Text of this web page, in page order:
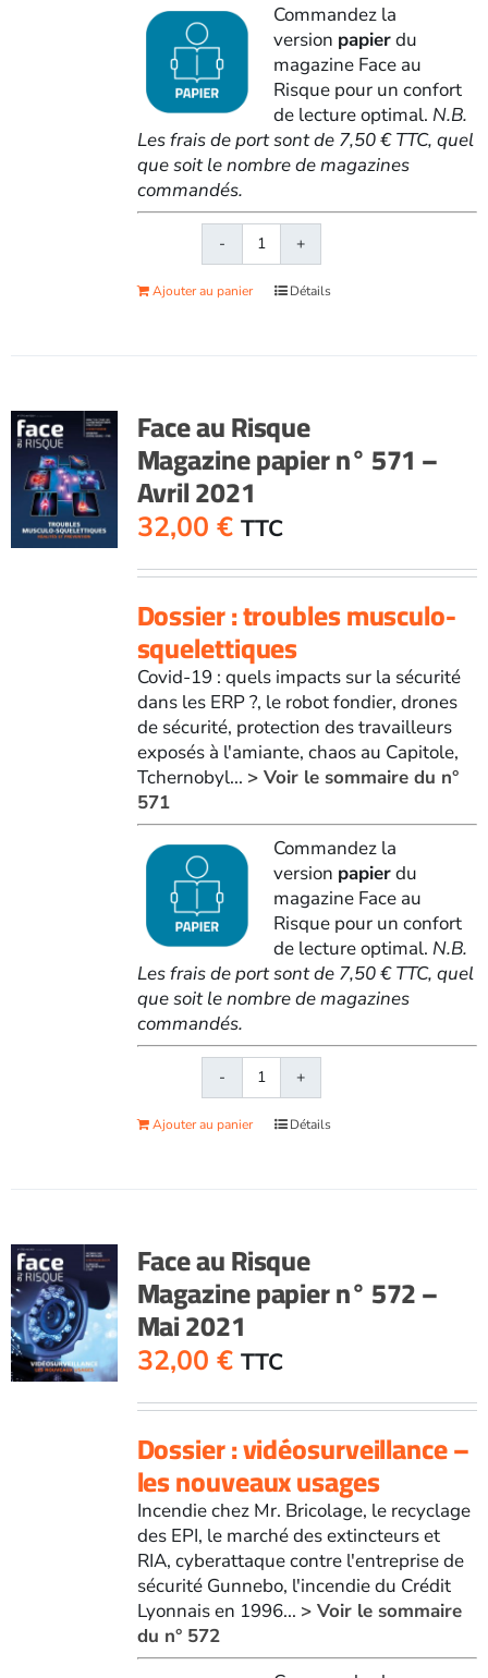
Commandez la
version papierdu
magazine Face au
Risque pour un confort
de lecture optimal. N.B.
Les frais de port sont de 7,50 € TTC, quel
que soit le nombre de magazines
commandés.
quantité
de
Face
570
-
Mars
Ajouter au panier Détails
Face au Risque
Magazine papier n° 571 –
Avril 2021
32,00 € TTC
Dossier : troubles musculo-
squelettiques
Covid-19 : quels impacts sur la sécurité
dans les ERP ?, le robot fondier, drones
de sécurité, protection des travailleurs
exposés à l'amiante, chaos au Capitole,
Tchernobyl... > Voir le sommaire du n°
571
Commandez la
version papierdu
magazine Face au
Risque pour un confort
de lecture optimal. N.B.
Les frais de port sont de 7,50 € TTC, quel
que soit le nombre de magazines
commandés.
quantité
de
Face
571
-
Avril
Ajouter au panier Détails
Face au Risque
Magazine papier n° 572 –
Mai 2021
32,00 € TTC
Dossier : vidéosurveillance –
les nouveaux usages
Incendie chez Mr. Bricolage, le recyclage
des EPI, le marché des extincteurs et
RIA, cyberattaque contre l'entreprise de
sécurité Gunnebo, l'incendie du Crédit
Lyonnais en 1996... > Voir le sommaire
du n° 572